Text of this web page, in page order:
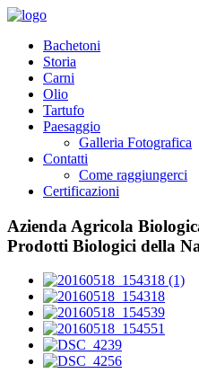
Bachetoni
Storia
Carni
Olio
Tartufo
Paesaggio
Galleria Fotografica
Contatti
Come raggiungerci
Certificazioni
Azienda Agricola
Prodotti Biologici della